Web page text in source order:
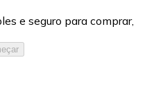
e seguro para comprar,